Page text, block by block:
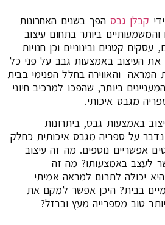
קבלן גבס הפך בשנים האחרונות
ביותר בתחום עיצוב
קטנים ובינוניים וכן חנויות
את העיצוב באמצעות גבב על פני כל
המראה והאווירה בחלל הפנימי בבית
ביותר, שהפכו למרכיב חיוני
מגבס איכותי.
באמצעות גבס, ביתרונות
נדבר על ספריה מגבס איכותית כחלק
אפשריים נוספים. מה זה עיצוב
לעצב באמצעותו? מה זה
יכולה לתרום למראה אמיתי
בבית? היכן אפשר למקם את
טוב מספרייה מעץ וברזל?